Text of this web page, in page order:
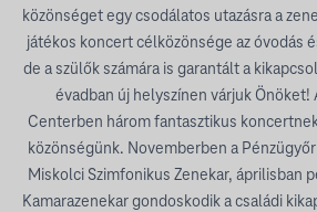
közönséget egy csodálatos utazásra a
játékos koncert célközönsége az óvodás
de a szülők számára is garantált a
évadban új helyszínen várjuk Önöket!
Centerben három fantasztikus
közönségünk. Novemberben a
Miskolci Szimfonikus Zenekar, áprilisban
Kamarazenekar gondoskodik a családi